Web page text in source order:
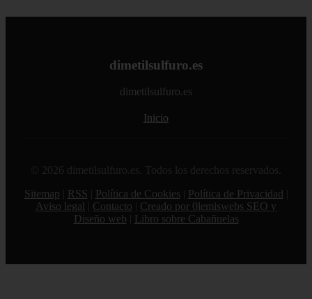
dimetilsulfuro.es
dimetilsulfuro.es
Inicio
© 2026 dimetilsulfuro.es. Todos los derechos reservados.
Sitemap
RSS Política de Cookies Política de Privacidad
Aviso legal
Contacto
Creado por 0lemiswebs SEO y
Diseño web
Libro sobre Cabañuelas